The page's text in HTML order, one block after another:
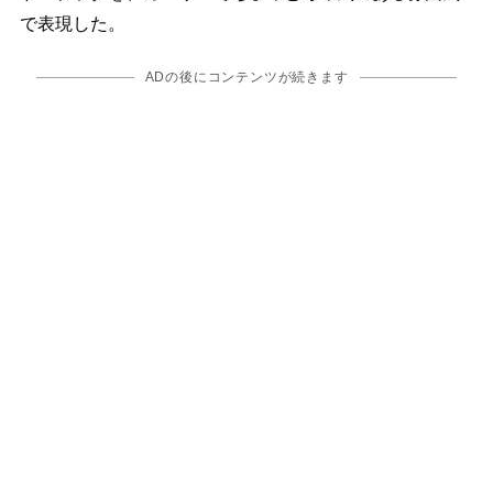
で表現した。
ADの後にコンテンツが続きます